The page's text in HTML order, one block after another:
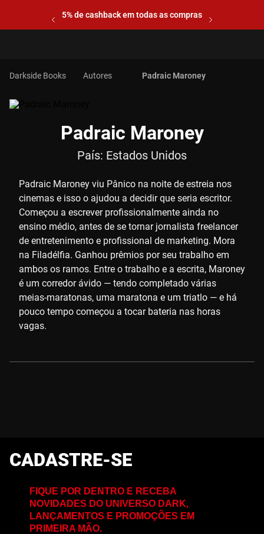
5% de cashback em todas as compras
Autores Padraic Maroney
Padraic Maroney
País: Estados Unidos
Padraic Maroney viu Pânico na noite de estreia nos
cinemas e isso o ajudou a decidir que seria escritor.
Começou a escrever profissionalmente ainda no
ensino médio, antes de se tornar jornalista freelancer
de entretenimento e profissional de marketing. Mora
na Filadélfia. Ganhou prêmios por seu trabalho em
ambos os ramos. Entre o trabalho e a escrita, Maroney
é um corredor ávido — tendo completado várias
meias-maratonas, uma maratona e um triatlo — e há
pouco tempo começou a tocar bateria nas horas
vagas.
CADASTRE-SE
FIQUE POR DENTRO E RECEBA
NOVIDADES DO UNIVERSO DARK,
LANÇAMENTOS E PROMOÇÕES EM
PRIMEIRA MÃO.